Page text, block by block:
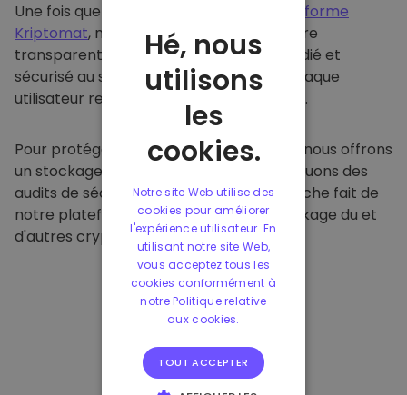
Une fois que vous achetez du sur
la plateforme
Kriptomat, nous le transférons de manière
transparente dans votre portefeuille dédié et
sécurisé au sein de notre plateforme. Chaque
utilisateur reçoit un portefeuille individuel.
Pour protéger nos clients et leurs fonds, nous offrons
un stockage hors ligne sécurisé et effectuons des
audits de sécurité réguliers. Cette approche fait de
notre plateforme un refuge pour le stockage du et
d'autres crypto-monnaies.
Hé, nous
utilisons
les
cookies.
Notre site Web utilise des
cookies pour améliorer
l'expérience utilisateur. En
utilisant notre site Web,
vous acceptez tous les
cookies conformément à
notre Politique relative
aux cookies.
TOUT ACCEPTER